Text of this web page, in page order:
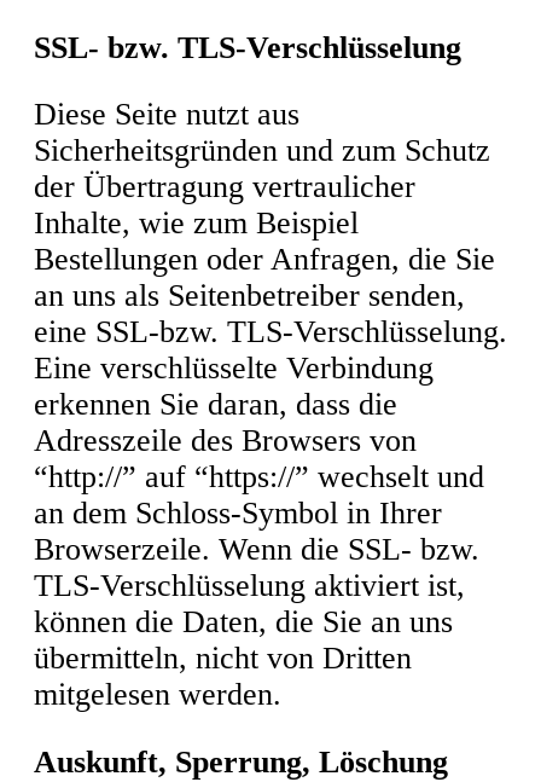
SSL- bzw. TLS-Verschlüsselung
Diese Seite nutzt aus
Sicherheitsgründen und zum Schutz
der Übertragung vertraulicher
Inhalte, wie zum Beispiel
Bestellungen oder Anfragen, die Sie
an uns als Seitenbetreiber senden,
eine SSL-bzw. TLS-Verschlüsselung.
Eine verschlüsselte Verbindung
erkennen Sie daran, dass die
Adresszeile des Browsers von
“http://” auf “https://” wechselt und
an dem Schloss-Symbol in Ihrer
Browserzeile. Wenn die SSL- bzw.
TLS-Verschlüsselung aktiviert ist,
können die Daten, die Sie an uns
übermitteln, nicht von Dritten
mitgelesen werden.
Auskunft, Sperrung, Löschung